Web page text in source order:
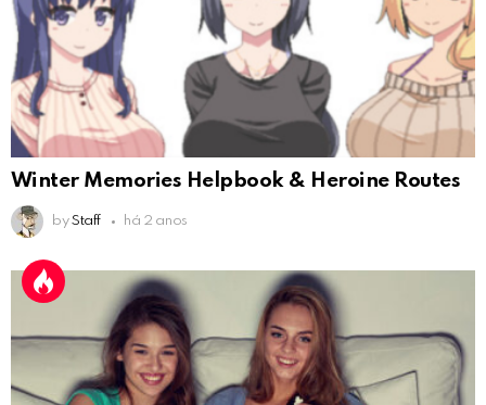
Winter Memories Helpbook & Heroine Routes
by Staff há 2 anos